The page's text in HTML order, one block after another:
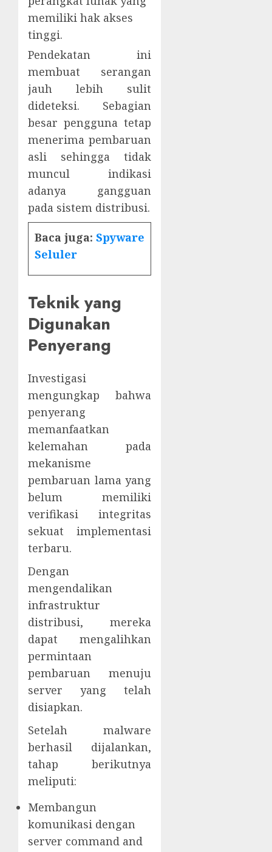
memiliki hak akses
tinggi.
Pendekatan ini
membuat serangan
jauh lebih sulit
dideteksi. Sebagian
besar pengguna tetap
menerima pembaruan
asli sehingga tidak
muncul indikasi
adanya gangguan
pada sistem distribusi.
Baca juga: Spyware
Seluler
Teknik yang
Digunakan
Penyerang
Investigasi
mengungkap bahwa
penyerang
memanfaatkan
kelemahan pada
mekanisme
pembaruan lama yang
belum memiliki
verifikasi integritas
sekuat implementasi
terbaru.
Dengan
mengendalikan
infrastruktur
distribusi, mereka
dapat mengalihkan
permintaan
pembaruan menuju
server yang telah
disiapkan.
Setelah malware
berhasil dijalankan,
tahap berikutnya
meliputi:
Membangun
komunikasi dengan
server command and